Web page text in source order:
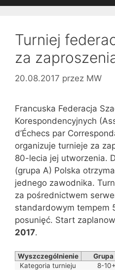
Turniej
za
20.08.2017 przez MW
Francuska Federacja
Korespondencyjnych
d’Échecs par
organizuje turnieje za
80-lecia jej utworzenia.
(grupa A) Polska
jednego zawodnika.
za pośrednictwem
standardowym tempem
posunięć. Start
2017.
Wyszczególnienie
Grupa
Kategoria turnieju
8-10+